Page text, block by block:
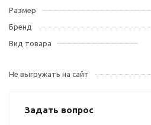
Размер
Бренд
Вид товара
Не выгружать на сайт
Задать вопрос